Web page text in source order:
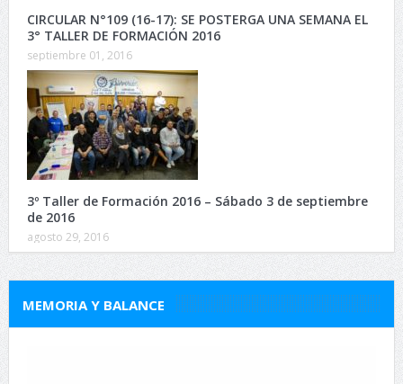
CIRCULAR N°109 (16-17): SE POSTERGA UNA SEMANA EL
3° TALLER DE FORMACIÓN 2016
septiembre 01, 2016
3º Taller de Formación 2016 – Sábado 3 de septiembre
de 2016
agosto 29, 2016
MEMORIA Y BALANCE